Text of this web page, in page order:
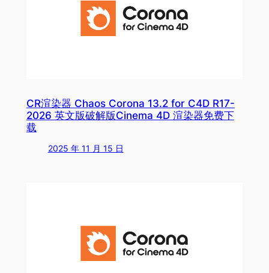
CR渲染器 Chaos Corona 13.2 for C4D R17-
2026 英文版破解版Cinema 4D 渲染器免费下
载
2025 年 11 月 15 日